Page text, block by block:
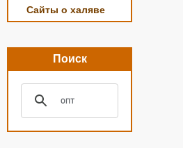
Сайты о халяве
Поиск